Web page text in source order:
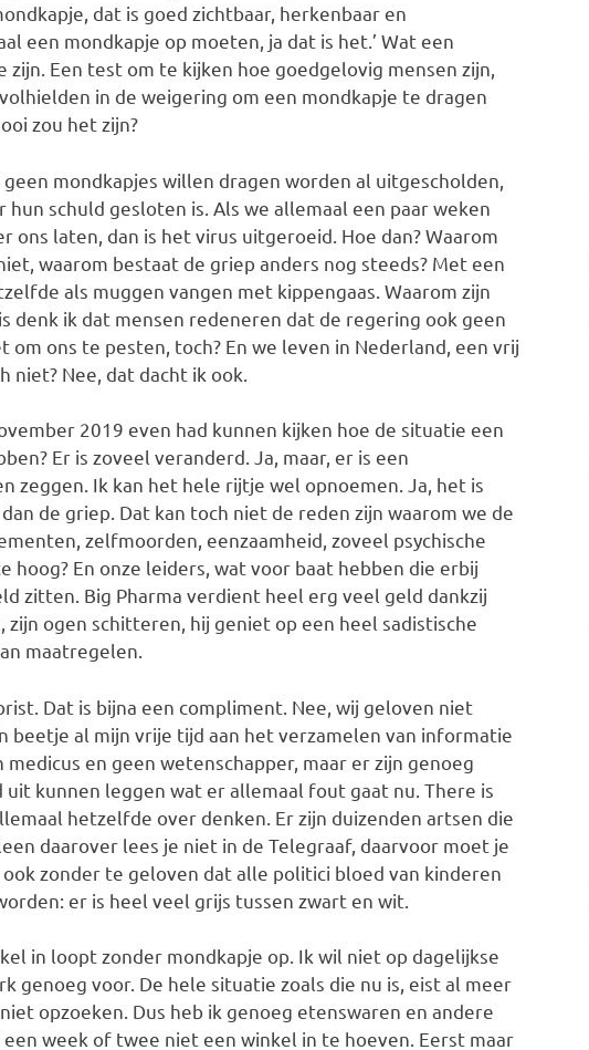
dat is goed zichtbaar, herkenbaar en
een mondkapje op moeten, ja dat is het.’ Wat een
Een test om te kijken hoe goedgelovig mensen zijn,
in de weigering om een mondkapje te dragen
zou het zijn?
mondkapjes willen dragen worden al uitgescholden,
schuld gesloten is. Als we allemaal een paar weken
ons laten, dan is het virus uitgeroeid. Hoe dan? Waarom
waarom bestaat de griep anders nog steeds? Met een
als muggen vangen met kippengaas. Waarom zijn
denk ik dat mensen redeneren dat de regering ook geen
ons te pesten, toch? En we leven in Nederland, een vrij
Nee, dat dacht ik ook.
2019 even had kunnen kijken hoe de situatie een
Er is zoveel veranderd. Ja, maar, er is een
zeggen. Ik kan het hele rijtje wel opnoemen. Ja, het is
de griep. Dat kan toch niet de reden zijn waarom we de
zelfmoorden, eenzaamheid, zoveel psychische
hoog? En onze leiders, wat voor baat hebben die erbij
zitten. Big Pharma verdient heel erg veel geld dankzij
zijn ogen schitteren, hij geniet op een heel sadistische
maatregelen.
Dat is bijna een compliment. Nee, wij geloven niet
beetje al mijn vrije tijd aan het verzamelen van informatie
en geen wetenschapper, maar er zijn genoeg
kunnen leggen wat er allemaal fout gaat nu. There is
hetzelfde over denken. Er zijn duizenden artsen die
daarover lees je niet in de Telegraaf, daarvoor moet je
zonder te geloven dat alle politici bloed van kinderen
er is heel veel grijs tussen zwart en wit.
in loopt zonder mondkapje op. Ik wil niet op dagelijkse
genoeg voor. De hele situatie zoals die nu is, eist al meer
opzoeken. Dus heb ik genoeg etenswaren en andere
week of twee niet een winkel in te hoeven. Eerst maar